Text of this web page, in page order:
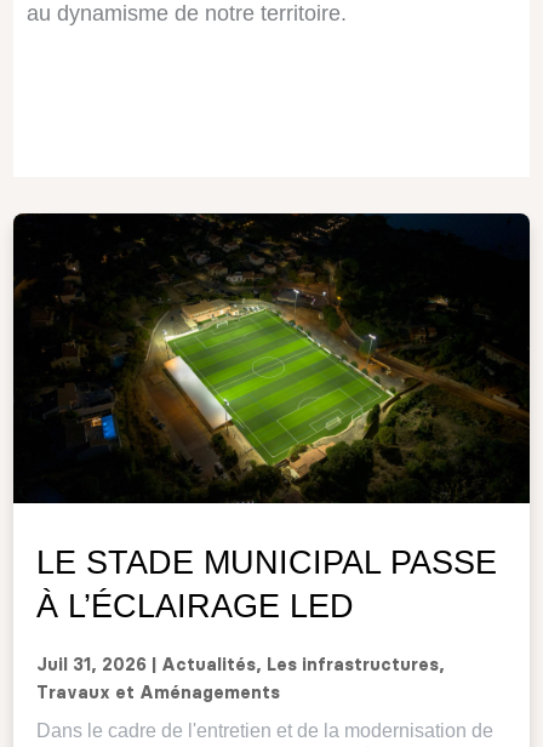
au dynamisme de notre territoire.
LE STADE MUNICIPAL PASSE
À L’ÉCLAIRAGE LED
Juil 31, 2026 Actualités, Les infrastructures,
Travaux et Aménagements
Dans le cadre de l'entretien et de la modernisation de